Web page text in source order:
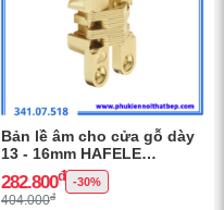
Bản lề âm cho cửa gỗ dày
13 - 16mm HAFELE
341.07.518
282.800đ -30%
404.000đ